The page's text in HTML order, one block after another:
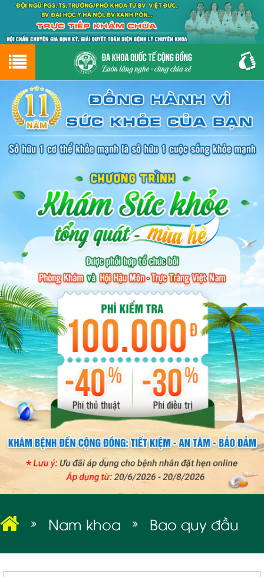
Hotline0243.9656.999tư vấn miễn phí
GIỚI THIỆU
GIỚI THIỆU VỀ PHÒNG KHÁM
CƠ SỞ VẬT CHẤT
ĐẶT HẸN LỊCH KHÁM
ĐƯỜNG TỚI PHÒNG KHÁM
PHỤ KHOA
BỆNH HẬU MÔN
BỆNH XÃ HỘI
Nam khoa Bao quy đầu